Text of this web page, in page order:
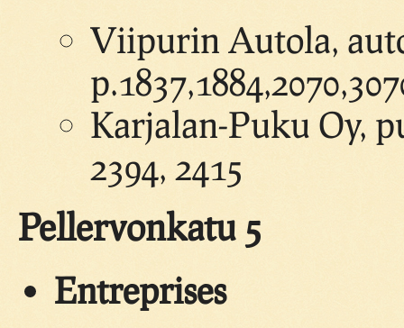
Viipurin Autola,
Karjalan-Puku Oy,
2394, 2415
Pellervonkatu 5
Entreprises